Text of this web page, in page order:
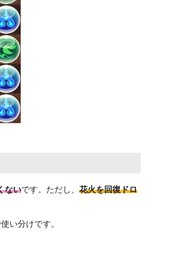
ないです。ただし、 花火を回復ドロ
い分けです。